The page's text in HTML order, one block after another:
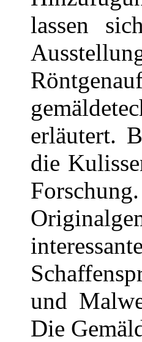
lassen
erläutert.
die
und
Die